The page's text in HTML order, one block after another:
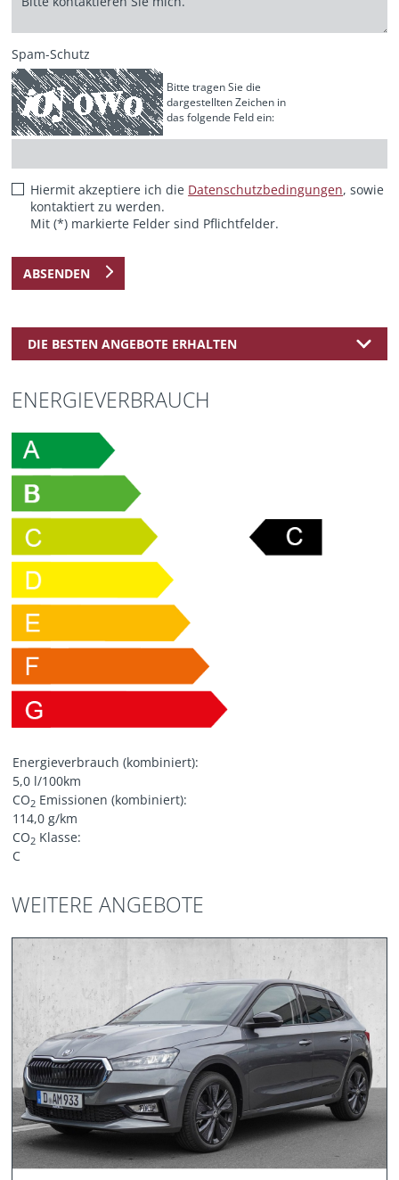
Spam-Schutz
Bitte tragen Sie die
dargestellten Zeichen in
das folgende Feld ein:
Hiermit akzeptiere ich die Datenschutzbedingungen, sowie
kontaktiert zu werden.
Mit (*) markierte Felder sind Pflichtfelder.
ABSENDEN
DIE BESTEN ANGEBOTE ERHALTEN
ENERGIEVERBRAUCH
Energieverbrauch (kombiniert):
5,0 l/100km
CO2 Emissionen (kombiniert):
114,0 g/km
CO2 Klasse:
C
WEITERE ANGEBOTE